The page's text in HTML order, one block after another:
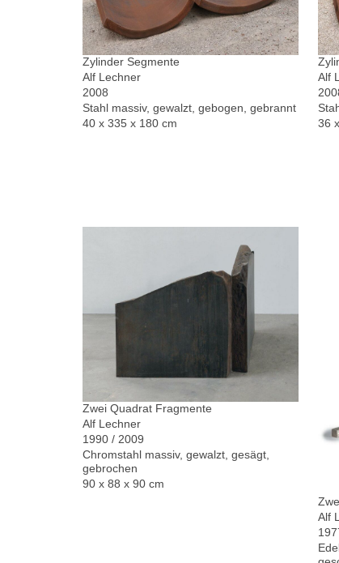
Zylinder Segmente
Alf Lechner
2008
Stahl massiv, gewalzt, gebogen, gebrannt
40 x 335 x 180 cm
Alf
36
Zwei Quadrat Fragmente
Alf Lechner
1990 / 2009
Chromstahl massiv, gewalzt, gesägt,
gebrochen
90 x 88 x 90 cm
Alf